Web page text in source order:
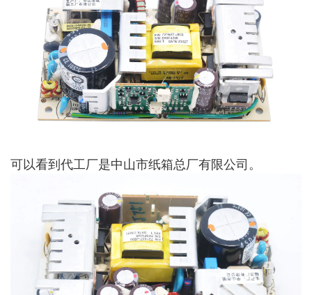
可以看到代工厂是中山市纸箱总厂有限公司。